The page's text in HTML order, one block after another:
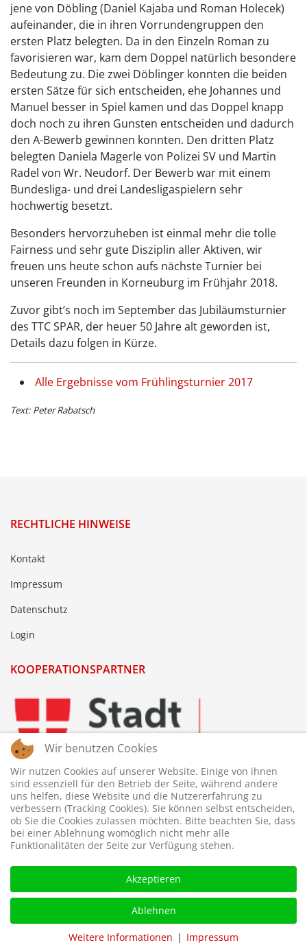
jene von Döbling (Daniel Kajaba und Roman Holecek)
aufeinander, die in ihren Vorrundengruppen den
ersten Platz belegten. Da in den Einzeln Roman zu
favorisieren war, kam dem Doppel natürlich besondere
Bedeutung zu. Die zwei Döblinger konnten die beiden
ersten Sätze für sich entscheiden, ehe Johannes und
Manuel besser in Spiel kamen und das Doppel knapp
doch noch zu ihren Gunsten entscheiden und dadurch
den A-Bewerb gewinnen konnten. Den dritten Platz
belegten Daniela Magerle von Polizei SV und Martin
Radel von Wr. Neudorf. Der Bewerb war mit einem
Bundesliga- und drei Landesligaspielern sehr
hochwertig besetzt.
Besonders hervorzuheben ist einmal mehr die tolle
Fairness und sehr gute Disziplin aller Aktiven, wir
freuen uns heute schon aufs nächste Turnier bei
unseren Freunden in Korneuburg im Frühjahr 2018.
Zuvor gibt’s noch im September das Jubiläumsturnier
des TTC SPAR, der heuer 50 Jahre alt geworden ist,
Details dazu folgen in Kürze.
Alle Ergebnisse vom Frühlingsturnier 2017
Text: Peter Rabatsch
RECHTLICHE HINWEISE
Kontakt
Impressum
Datenschutz
Login
KOOPERATIONSPARTNER
© 2026 © WTTV - Wiener Tischtennis Verband. Gestaltet und
webdesigns.at
Wir benutzen Cookies
Wir nutzen Cookies auf unserer Website. Einige von ihnen
sind essenziell für den Betrieb der Seite, während andere
uns helfen, diese Website und die Nutzererfahrung zu
verbessern (Tracking Cookies). Sie können selbst entscheiden,
ob Sie die Cookies zulassen möchten. Bitte beachten Sie, dass
bei einer Ablehnung womöglich nicht mehr alle
Funktionalitäten der Seite zur Verfügung stehen.
Akzeptieren
Ablehnen
Weitere Informationen | Impressum